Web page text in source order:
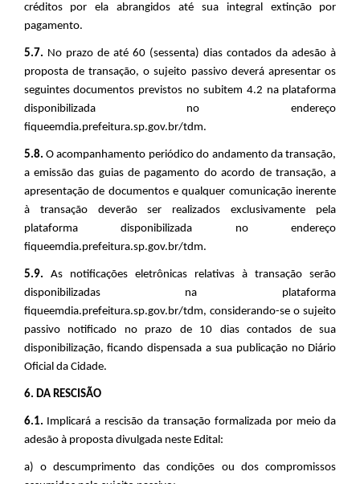
créditos por ela abrangidos até sua integral extinção por
pagamento.
5.7. No prazo de até 60 (sessenta) dias contados da adesão à
proposta de transação, o sujeito passivo deverá apresentar os
seguintes documentos previstos no subitem 4.2 na plataforma
disponibilizada no endereço
fiqueemdia.prefeitura.sp.gov.br/tdm.
5.8. O acompanhamento periódico do andamento da transação,
a emissão das guias de pagamento do acordo de transação, a
apresentação de documentos e qualquer comunicação inerente
à transação deverão ser realizados exclusivamente pela
plataforma disponibilizada no endereço
fiqueemdia.prefeitura.sp.gov.br/tdm.
5.9. As notificações eletrônicas relativas à transação serão
disponibilizadas na plataforma
fiqueemdia.prefeitura.sp.gov.br/tdm, considerando-se o sujeito
passivo notificado no prazo de 10 dias contados de sua
disponibilização, ficando dispensada a sua publicação no Diário
Oficial da Cidade.
6. DA RESCISÃO
6.1. Implicará a rescisão da transação formalizada por meio da
adesão à proposta divulgada neste Edital:
a) o descumprimento das condições ou dos compromissos